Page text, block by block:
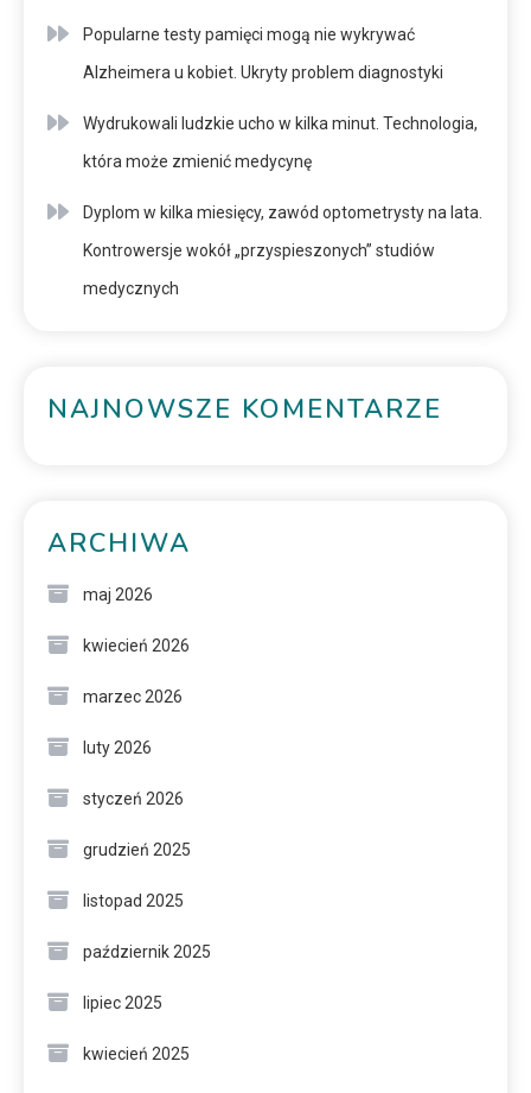
Popularne testy pamięci mogą nie wykrywać
Alzheimera u kobiet. Ukryty problem diagnostyki
Wydrukowali ludzkie ucho w kilka minut. Technologia,
która może zmienić medycynę
Dyplom w kilka miesięcy, zawód optometrysty na lata.
Kontrowersje wokół „przyspieszonych” studiów
medycznych
NAJNOWSZE KOMENTARZE
ARCHIWA
maj 2026
kwiecień 2026
marzec 2026
luty 2026
styczeń 2026
grudzień 2025
listopad 2025
październik 2025
lipiec 2025
kwiecień 2025